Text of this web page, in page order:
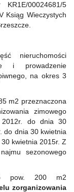
00024681/5
Ksiąg Wieczystych
nieruchomości
i prowadzenie
na okres 3
m2 przeznaczona
zimowego
2012r. do dnia 30
do dnia 30 kwietnia
kwietnia 2015r. Z
sezonowego
o pow. 200 m2
zorganizowania